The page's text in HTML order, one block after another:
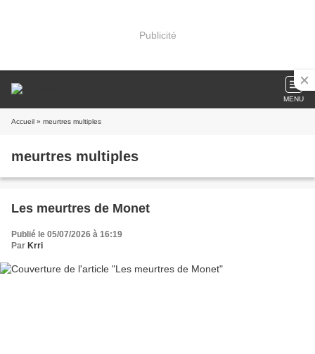
Publicité
MENU
Accueil » meurtres multiples
meurtres multiples
Les meurtres de Monet
Publié le 05/07/2026 à 16:19
Par Krri